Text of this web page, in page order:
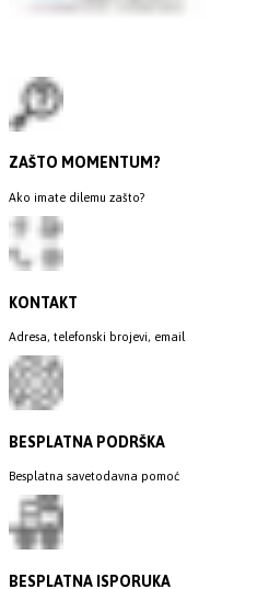
ZAŠTO MOMENTUM?
Ako imate dilemu zašto?
KONTAKT
Adresa, telefonski brojevi, email
BESPLATNA PODRŠKA
Besplatna savetodavna pomoć
BESPLATNA ISPORUKA